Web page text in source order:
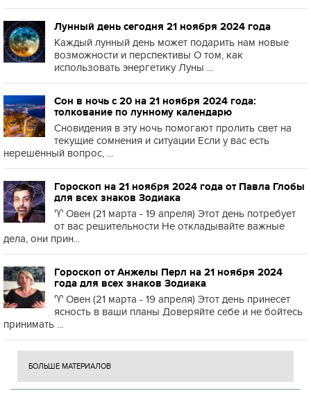
Лунный день сегодня 21 ноября 2024 года
Каждый лунный день может подарить нам новые
возможности и перспективы О том, как
использовать энергетику Луны ...
Сон в ночь с 20 на 21 ноября 2024 года:
толкование по лунному календарю
Сновидения в эту ночь помогают пролить свет на
текущие сомнения и ситуации Если у вас есть
нерешённый вопрос, ...
Гороскоп на 21 ноября 2024 года от Павла Глобы
для всех знаков Зодиака
♈️ Овен (21 марта - 19 апреля) Этот день потребует
от вас решительности Не откладывайте важные
дела, они прин...
Гороскоп от Анжелы Перл на 21 ноября 2024
года для всех знаков Зодиака
♈️ Овен (21 марта - 19 апреля) Этот день принесет
ясность в ваши планы Доверяйте себе и не бойтесь
принимать ...
БОЛЬШЕ МАТЕРИАЛОВ